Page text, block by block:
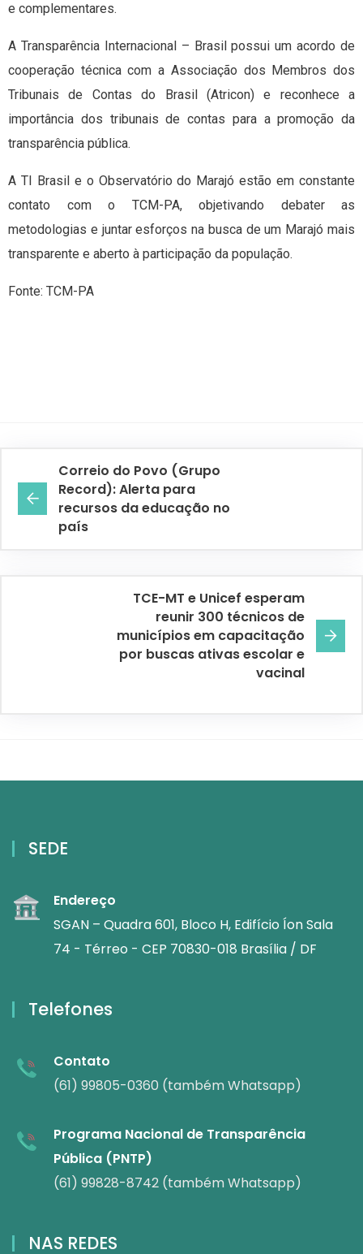
e complementares.
A Transparência Internacional – Brasil possui um acordo de
cooperação técnica com a Associação dos Membros dos
Tribunais de Contas do Brasil (Atricon) e reconhece a
importância dos tribunais de contas para a promoção da
transparência pública.
A TI Brasil e o Observatório do Marajó estão em constante
contato com o TCM-PA, objetivando debater as
metodologias e juntar esforços na busca de um Marajó mais
transparente e aberto à participação da população.
Fonte: TCM-PA
Correio do Povo (Grupo
Record): Alerta para
recursos da educação no
país
TCE-MT e Unicef esperam
reunir 300 técnicos de
municípios em capacitação
por buscas ativas escolar e
vacinal
SEDE
Endereço
SGAN – Quadra 601, Bloco H, Edifício Íon Sala
74 - Térreo - CEP 70830-018 Brasília / DF
Telefones
Contato
(61) 99805-0360 (também Whatsapp)
Programa Nacional de Transparência
Pública (PNTP)
(61) 99828-8742 (também Whatsapp)
NAS REDES